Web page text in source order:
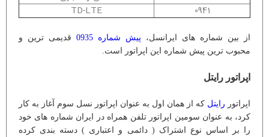
0941
TD-LTE
از بین شماره های ایرانسل، پیش شماره 0935
قدیمی ترین و
محبوب ترین پیش شماره این اپراتور است.
اپراتور رایتل
اپراتور رایتل که از همان اول به عنوان اپراتور نسل سوم آغاز به کار
کرد، به عنوان سومین اپراتور تلفن همراه در ایران شماره های خود
را بر اساس نوع اشتراک ( دائمی و اعتباری ) دسته بندی کرده